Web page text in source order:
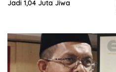
Jadi 1,04 Juta Jiwa